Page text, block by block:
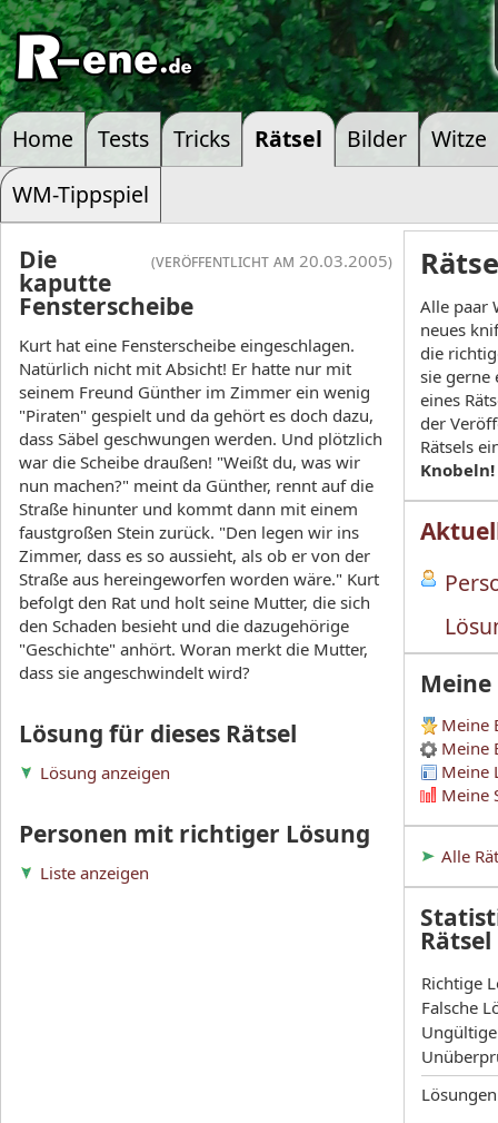
Home Tests Tricks Rätsel Bilder
Witze
WM-Tippspiel
Alle paar
neues
die
sie gerne
eines
der
Rätsels
Knobeln!
Meine
Meine
Meine
Meine
Alle
Rätsel
Richtige
Falsche
(veröffentlicht am 20.03.2005)
Die
kaputte
Fensterscheibe
Kurt hat eine Fensterscheibe eingeschlagen.
Natürlich nicht mit Absicht! Er hatte nur mit
seinem Freund Günther im Zimmer ein wenig
"Piraten" gespielt und da gehört es doch dazu,
dass Säbel geschwungen werden. Und plötzlich
war die Scheibe draußen! "Weißt du, was wir
nun machen?" meint da Günther, rennt auf die
Straße hinunter und kommt dann mit einem
faustgroßen Stein zurück. "Den legen wir ins
Zimmer, dass es so aussieht, als ob er von der
Straße aus hereingeworfen worden wäre." Kurt
befolgt den Rat und holt seine Mutter, die sich
den Schaden besieht und die dazugehörige
"Geschichte" anhört. Woran merkt die Mutter,
dass sie angeschwindelt wird?
Lösung für dieses Rätsel
Lösung anzeigen
Personen mit richtiger Lösung
Liste anzeigen